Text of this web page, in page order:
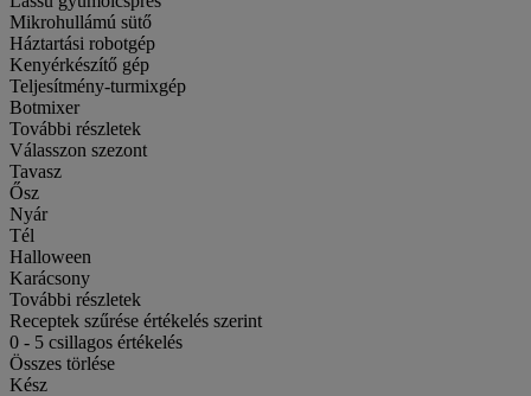
Mikrohullámú sütő
Háztartási robotgép
Kenyérkészítő gép
Teljesítmény-turmixgép
Botmixer
További részletek
Válasszon szezont
Tavasz
Ősz
Nyár
Tél
Halloween
Karácsony
További részletek
Receptek szűrése értékelés szerint
0 - 5 csillagos értékelés
Összes törlése
Kész